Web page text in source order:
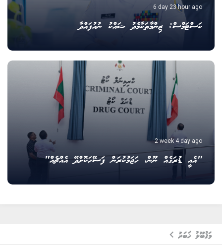
6 day 23 hour ago
ކަސްޓަމްސް: ޒިންމާތަކާމެދު ޝައްކު ނުއުފައްދާ
2 week 4 day ago
"އެއީ ޑުރަގެއް ނޫން، ހަޖަމުކުރަން ފަސޭހަކޮށްދޭ އެއްޗެއް"
މަޤުބޫލު ޚަބަރު